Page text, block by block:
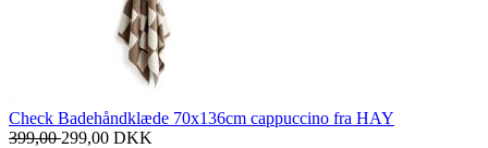
Check Badehåndklæde 70x136cm cappuccino fra HAY
399,00299,00 DKK